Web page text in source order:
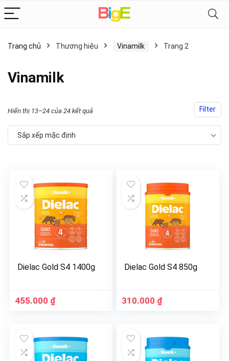
Trang chủ Thương hiệu Vinamilk Trang 2
Vinamilk
Filter
Hiển thị 13–24 của 24 kết quả
Sắp xếp mặc định
Dielac Gold S4 1400g
455.000 ₫
Dielac Gold S4 850g
310.000 ₫